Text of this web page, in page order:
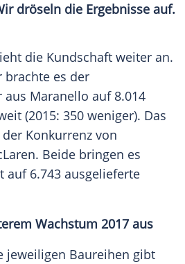
dröseln die Ergebnisse auf.
die Kundschaft weiter an.
brachte es der
aus Maranello auf 8.014
(2015: 350 weniger). Das
Konkurrenz von
. Beide bringen es
auf 6.743 ausgelieferte
Wachstum 2017 aus
jeweiligen Baureihen gibt